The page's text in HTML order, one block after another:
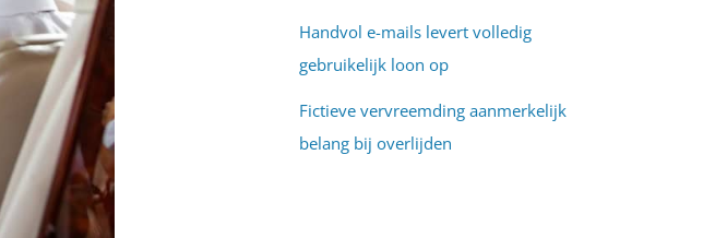
Handvol e-mails levert volledig
gebruikelijk loon op
Fictieve vervreemding aanmerkelijk
belang bij overlijden